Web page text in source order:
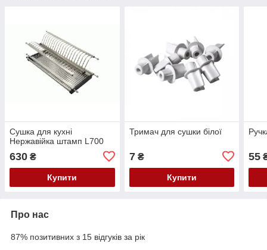
Сушка для кухні
Нержавійка штамп L700
630 ₴
Купити
Тримач для сушки білої
7₴
Купити
55
Про нас
87% позитивних з 15 відгуків за рік